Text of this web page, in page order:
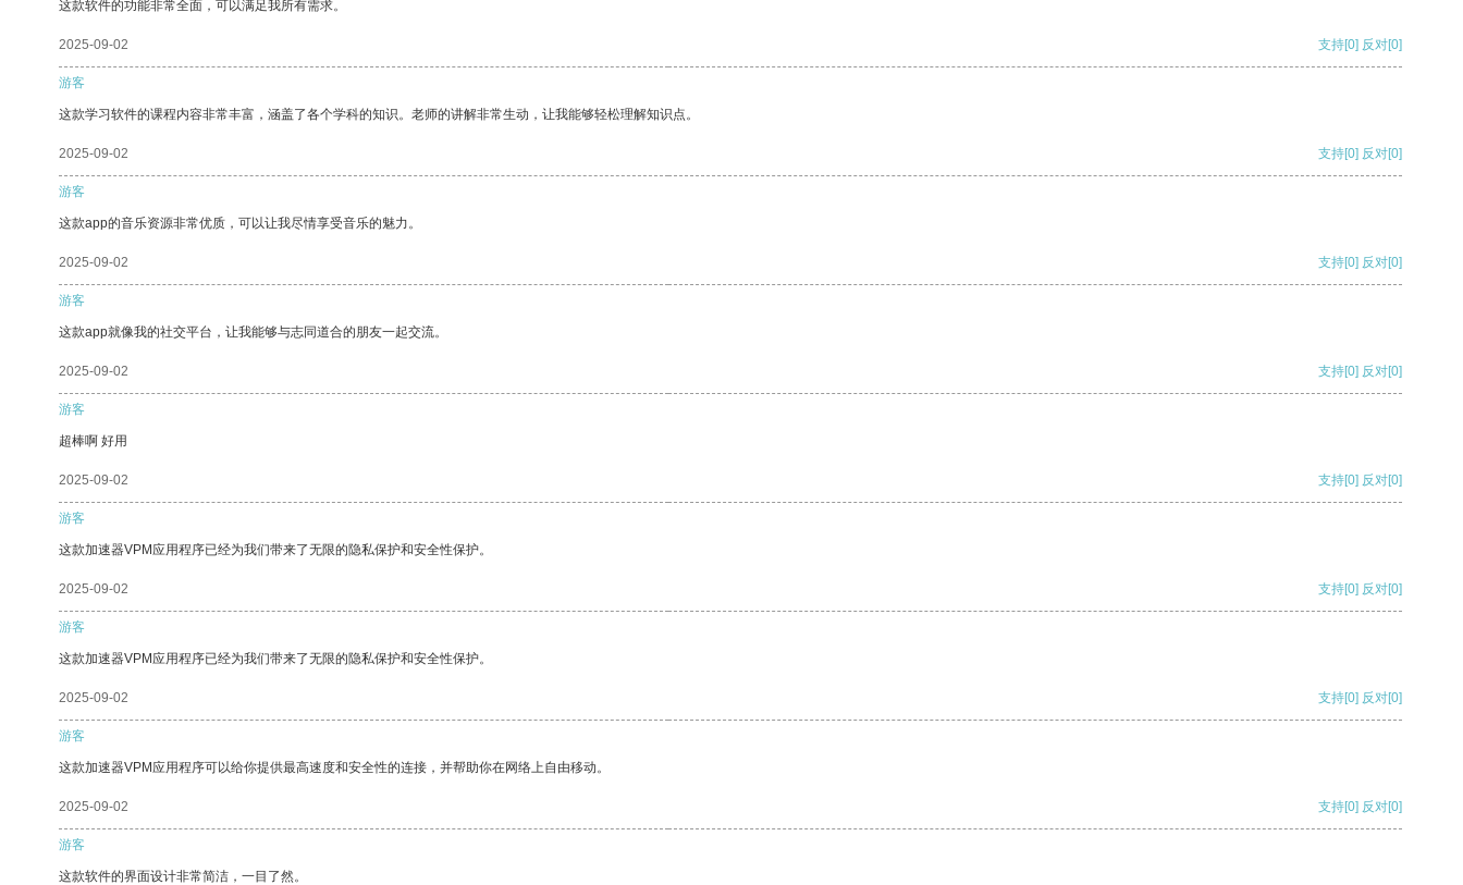
这款软件的功能非常全面，可以满足我所有需求。
2025-09-02 支持[0] 反对[0]
游客
这款学习软件的课程内容非常丰富，涵盖了各个学科的知识。老师的讲解非常生动，让我能够轻松理解知识点。
2025-09-02 支持[0] 反对[0]
游客
这款app的音乐资源非常优质，可以让我尽情享受音乐的魅力。
2025-09-02 支持[0] 反对[0]
游客
这款app就像我的社交平台，让我能够与志同道合的朋友一起交流。
2025-09-02 支持[0] 反对[0]
游客
超棒啊 好用
2025-09-02 支持[0] 反对[0]
游客
这款加速器VPM应用程序已经为我们带来了无限的隐私保护和安全性保护。
2025-09-02 支持[0] 反对[0]
游客
这款加速器VPM应用程序已经为我们带来了无限的隐私保护和安全性保护。
2025-09-02 支持[0] 反对[0]
游客
这款加速器VPM应用程序可以给你提供最高速度和安全性的连接，并帮助你在网络上自由移动。
2025-09-02 支持[0] 反对[0]
游客
这款软件的界面设计非常简洁，一目了然。